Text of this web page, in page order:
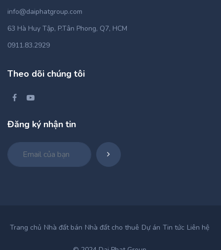
info@daiphatgroup.com
63 Hà Huy Tập, P.Tân Phong, Q7, HCM
0911.83.2929
Theo dõi chúng tôi
Đăng ký nhận tin
Trang chủ Nhà đất bán Nhà đất cho thuê Dự án Tin tức Liên hệ